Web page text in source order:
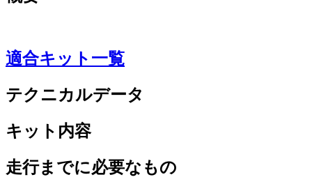
適合キット一覧
テクニカルデータ
キット内容
走行までに必要なもの